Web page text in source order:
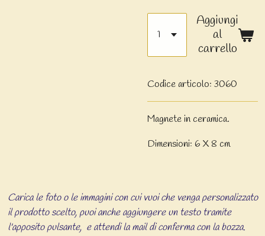
Aggiungi
al
carrello
Codice articolo: 3060
Magnete in ceramica.
Dimensioni: 6 X 8 cm
Carica le foto o le immagini con cui vuoi che venga personalizzato
il prodotto scelto, puoi anche aggiungere un testo tramite
l'apposito pulsante, e attendi la mail di conferma con la bozza.